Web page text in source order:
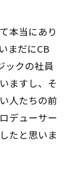
本当にあり
まだにCB
ックの社員
ますし、そ
人たちの前
デューサー
たと思いま